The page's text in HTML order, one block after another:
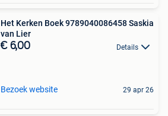
Het Kerken Boek 9789040086458 Saskia
van Lier
€ 6,00 Details
Bezoek website 29 apr 26